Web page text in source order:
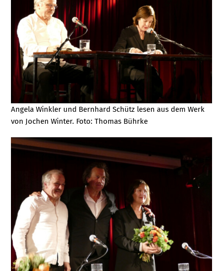
Angela Winkler und Bernhard Schütz lesen aus dem Werk
von Jochen Winter. Foto: Thomas Bührke